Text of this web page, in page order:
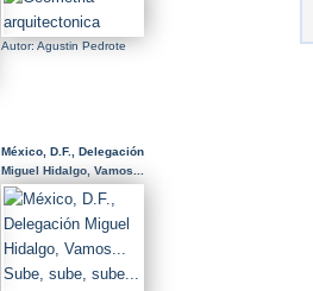
Autor: Agustin Pedrote
México, D.F., Delegación
Miguel Hidalgo, Vamos...
Sube, sube, sube... :)